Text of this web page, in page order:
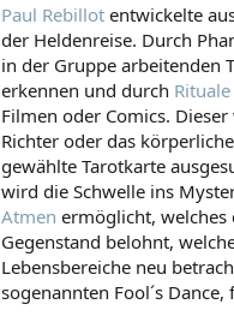
Paul Rebillot entwickelte
der Heldenreise. Durch
in der Gruppe arbeitenden
erkennen und durch Rituale
Filmen oder Comics.
Richter oder das
gewählte Tarotkarte
wird die Schwelle ins
Atmen ermöglicht, welches
Gegenstand belohnt,
Lebensbereiche neu
sogenannten Fool´s